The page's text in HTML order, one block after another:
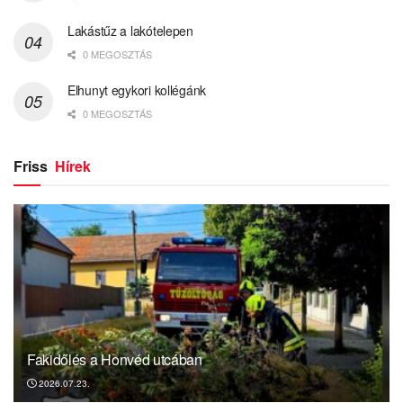
Lakástűz a lakótelepen
0 MEGOSZTÁS
Elhunyt egykori kollégánk
0 MEGOSZTÁS
Friss Hírek
Fakidőlés a Honvéd utcában
2026.07.23.